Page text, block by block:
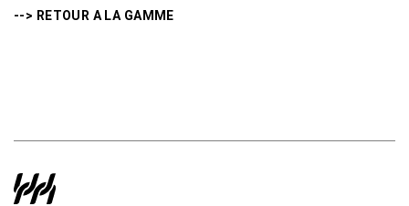
--> RETOUR A LA GAMME